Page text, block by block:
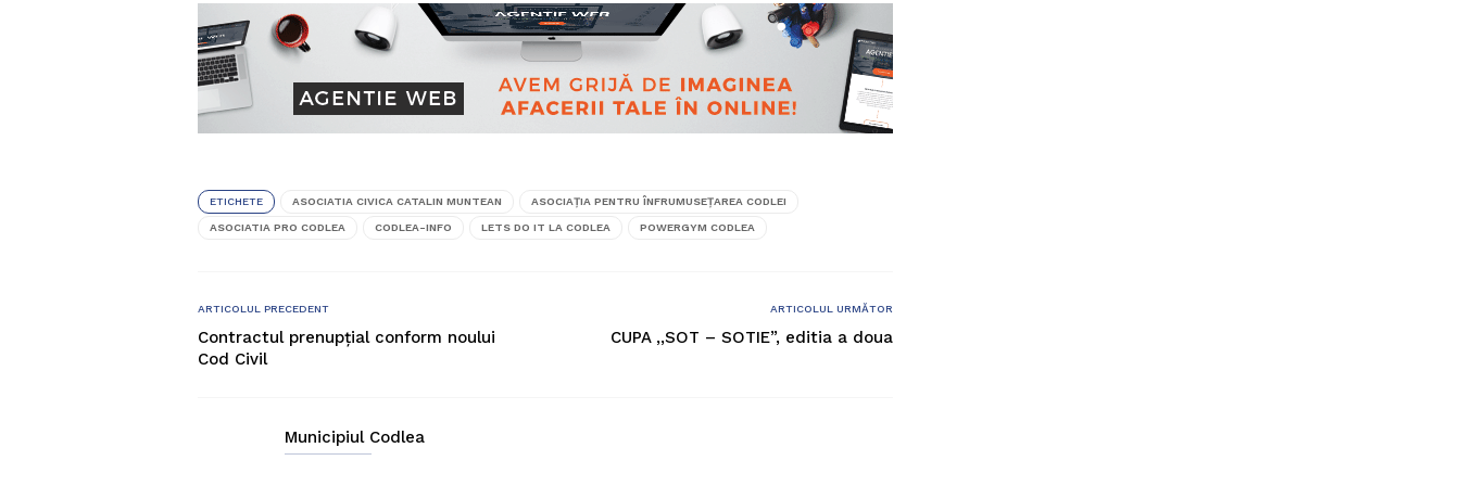
ETICHETE ASOCIATIA CIVICA CATALIN MUNTEAN ASOCIAŢIA PENTRU ÎNFRUMUSEŢAREA CODLEI
ASOCIATIA PRO CODLEA CODLEA-INFO LETS DO IT LA CODLEA POWERGYM CODLEA
ARTICOLUL PRECEDENT
Contractul prenupțial conform noului
Cod Civil
ARTICOLUL URMĂTOR
CUPA ,,SOT – SOTIE”, editia a doua
Municipiul Codlea